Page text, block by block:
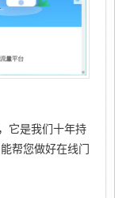
它是我们十年持
帮您做好在线门